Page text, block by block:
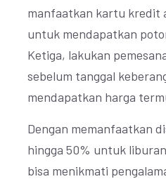
manfaatkan kartu kredit
untuk mendapatkan
Ketiga, lakukan
sebelum tanggal
mendapatkan harga
Dengan memanfaatkan
hingga 50% untuk
bisa menikmati